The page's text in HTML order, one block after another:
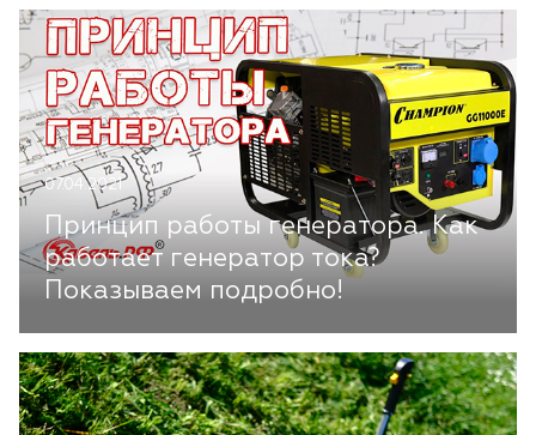
07.04.2021
Принцип работы генератора. Как
работает генератор тока?
Показываем подробно!